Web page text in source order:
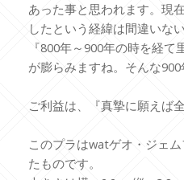
あった事と思われます。現
したという経緯は間違いな
『800年～900年の時を経
が膨らみますね。そんな
ご利益は、『真摯に願えば
このプラはwatゲオ・ジェ
たものです。